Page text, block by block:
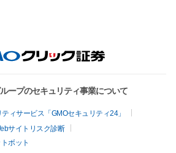
ープのセキュリティ事業について
ィサービス「GMOセキュリティ24」
サイトリスク診断
ボット